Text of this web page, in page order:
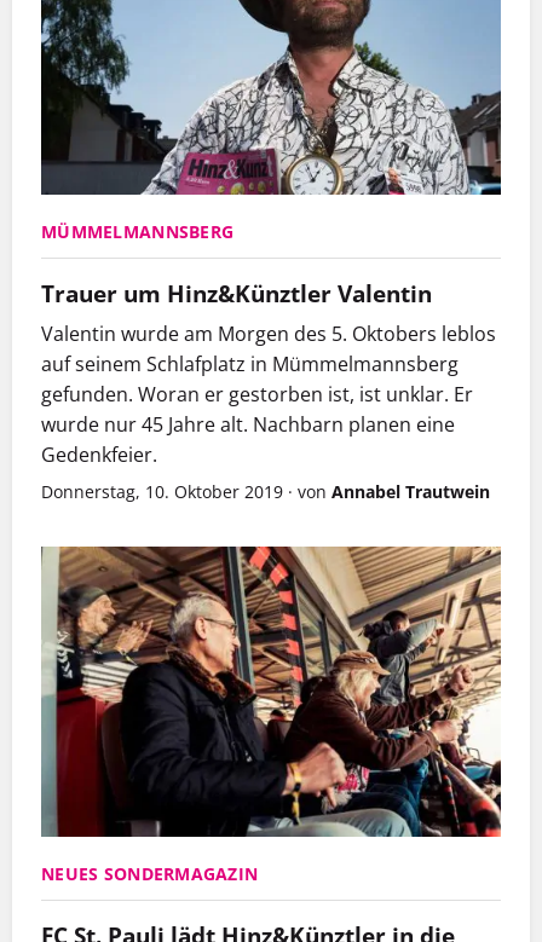
MÜMMELMANNSBERG
Trauer um Hinz&Künztler Valentin
Valentin wurde am Morgen des 5. Oktobers leblos
auf seinem Schlafplatz in Mümmelmannsberg
gefunden. Woran er gestorben ist, ist unklar. Er
wurde nur 45 Jahre alt. Nachbarn planen eine
Gedenkfeier.
Donnerstag, 10. Oktober 2019 · von Annabel Trautwein
NEUES SONDERMAGAZIN